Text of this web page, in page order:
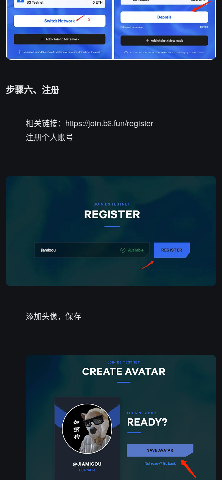
步骤六、注册
相关链接： https://join.b3.fun/register
注册个人账号
添加头像，保存